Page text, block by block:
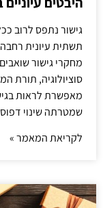
גישור נתפס לרוב
תשתית עיונית
מחקרי גישור
סוציולוגיה, תורת
מאפשרת לראות
שמטרתה שינוי
לקריאת המאמר »